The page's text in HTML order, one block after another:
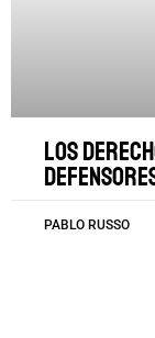
Los
PABLO RUSSO